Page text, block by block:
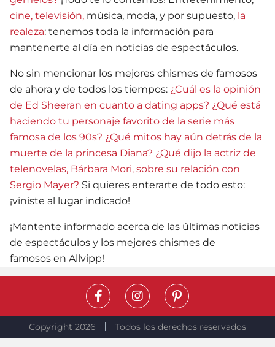
cine, televisión, música, moda, y por supuesto, la
realeza: tenemos toda la información para
mantenerte al día en noticias de espectáculos.
No sin mencionar los mejores chismes de famosos
de ahora y de todos los tiempos: ¿Cuál es la opinión
de Ed Sheeran en cuanto a dating apps? ¿Qué está
haciendo tu personaje favorito de la serie más
famosa de los 90s? ¿Qué mitos hay aún detrás de la
muerte de la princesa Diana? ¿Qué dijo la actriz de
telenovelas, Bárbara Mori, sobre su relación con
Sergio Mayer? Si quieres enterarte de todo esto:
¡viniste al lugar indicado!
¡Mantente informado acerca de las últimas noticias
de espectáculos y los mejores chismes de
famosos en Allvipp!
Copyright 2026 Todos los derechos reservados